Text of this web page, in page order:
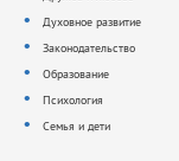
Духовное развитие
Законодательство
Образование
Психология
Семья и дети